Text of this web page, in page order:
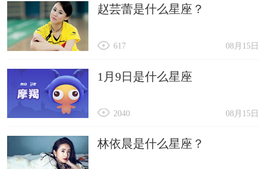
赵芸蕾是什么星座？
08月15日
617
1月9日是什么星座
08月15日
2040
林依晨是什么星座？